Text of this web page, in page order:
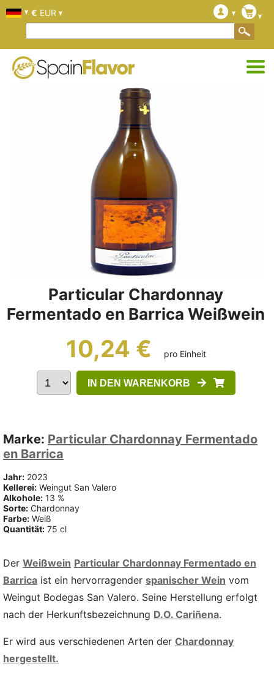
Particular Chardonnay
Fermentado en Barrica Weißwein
10,24 € pro Einheit
IN DEN WARENKORB
Marke: Particular Chardonnay Fermentado
en Barrica
Jahr: 2023
Kellerei: Weingut San Valero
Alkohole: 13 %
Sorte: Chardonnay
Farbe: Weiß
Quantität: 75 cl
Der Weißwein Particular Chardonnay Fermentado en
Barrica ist ein hervorragender spanischer Wein vom
Weingut Bodegas San Valero. Seine Herstellung erfolgt
nach der Herkunftsbezeichnung D.O. Cariñena.
Er wird aus verschiedenen Arten der Chardonnay
hergestellt.
€ EUR